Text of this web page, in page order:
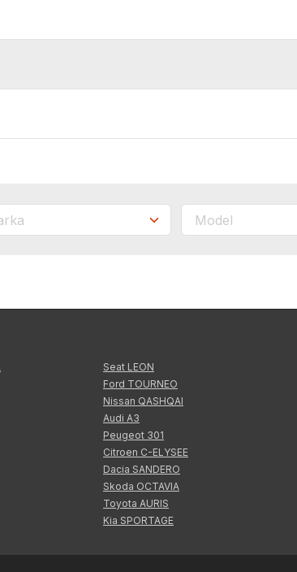
Seat LEON
Ford TOURNEO
Nissan QASHQAI
Audi A3
Peugeot 301
Citroen C-ELYSEE
Dacia SANDERO
Skoda OCTAVIA
Toyota AURIS
Kia SPORTAGE